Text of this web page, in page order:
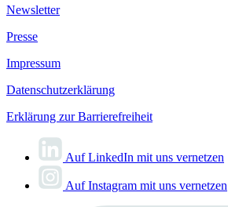
Newsletter
Presse
Impressum
Datenschutzerklärung
Erklärung zur Barrierefreiheit
Auf LinkedIn mit uns vernetzen
Auf Instagram mit uns vernetzen